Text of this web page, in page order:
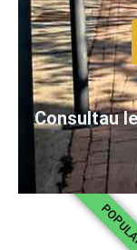
Consultau